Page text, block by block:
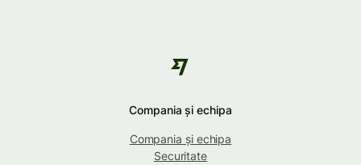
Compania și echipa
Compania și echipa
Securitate